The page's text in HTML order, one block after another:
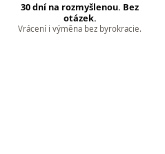
30 dní na rozmyšlenou. Bez
otázek.
Vrácení i výměna bez byrokracie.